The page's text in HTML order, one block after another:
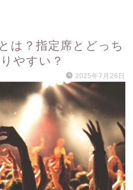
は？指定席とどっち
やすい？
2025年7月26日